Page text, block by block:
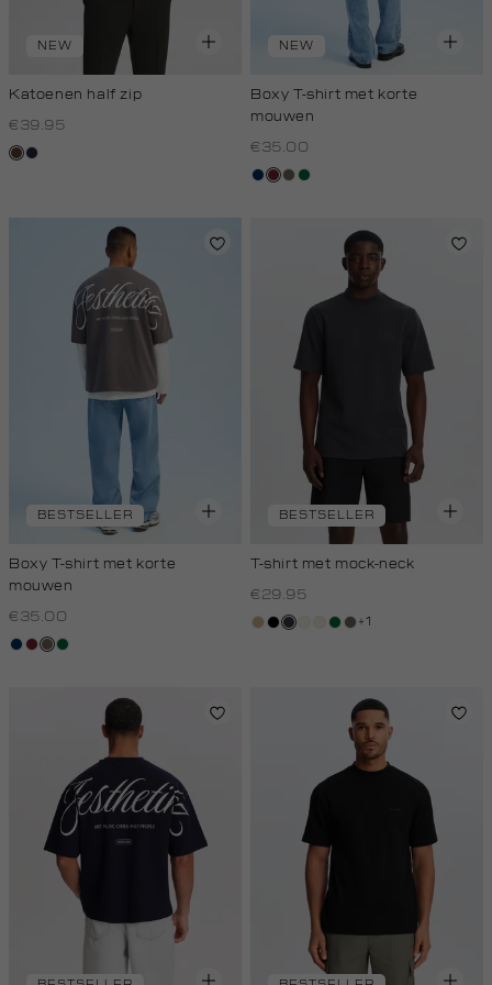
NEW
Katoenen half zip
€39.95
donkerbruin
blauw,
NEW
Boxy T-shirt met korte
mouwen
€35.00
donkerblauw
bordeaux
lichtbruin
donkergroen
BESTSELLER
Boxy T-shirt met korte
mouwen
€35.00
donkerblauw
bordeaux
lichtbruin
donkergroen
BESTSELLER
T-shirt met mock-neck
€29.95
tanzwart
grijs,
kit,donkergroen
lichtbruin
+1